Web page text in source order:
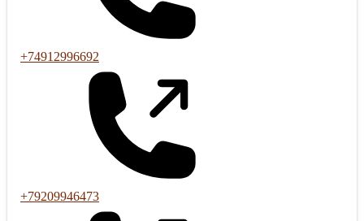
+74912996692
+79209946473